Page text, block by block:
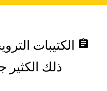
assignment الكتيبات
ذلك الكثير